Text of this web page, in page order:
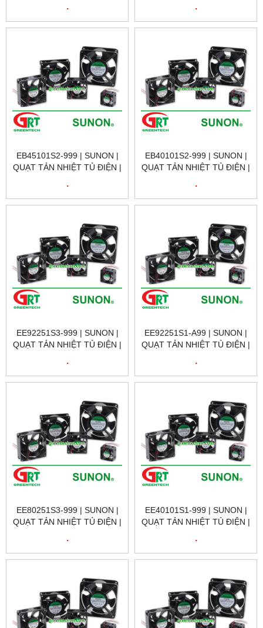
. .
EB45101S2-999 | SUNON |
QUẠT TẢN NHIỆT TỦ ĐIỆN |
.
EB40101S2-999 | SUNON |
QUẠT TẢN NHIỆT TỦ ĐIỆN |
.
EE92251S3-999 | SUNON |
QUẠT TẢN NHIỆT TỦ ĐIỆN |
.
EE92251S1-A99 | SUNON |
QUẠT TẢN NHIỆT TỦ ĐIỆN |
.
EE80251S3-999 | SUNON |
QUẠT TẢN NHIỆT TỦ ĐIỆN |
.
EE40101S1-999 | SUNON |
QUẠT TẢN NHIỆT TỦ ĐIỆN |
.